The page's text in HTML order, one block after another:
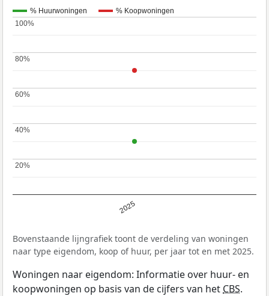
% Huurwoningen % Koopwoningen
2025
20%
20%
40%
40%
60%
60%
80%
80%
100%
100%
Bovenstaande lijngrafiek toont de verdeling van woningen
naar type eigendom, koop of huur, per jaar tot en met 2025.
Woningen naar eigendom: Informatie over huur- en
koopwoningen op basis van de cijfers van het CBS.